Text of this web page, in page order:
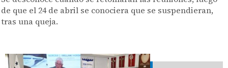
de que el 24 de abril se conociera que se suspendieran,
tras una queja.